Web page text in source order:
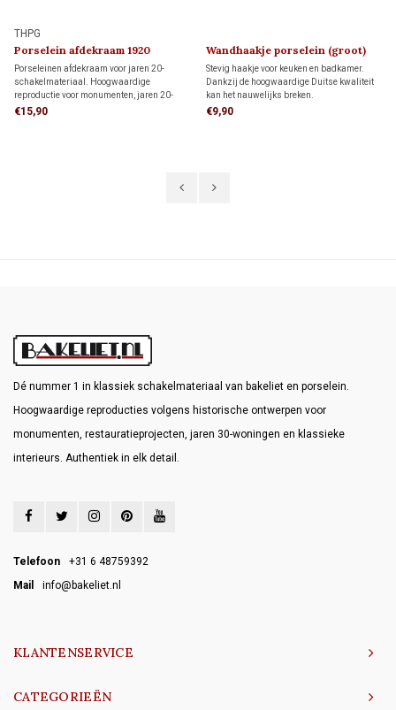
THPG
Porselein afdekraam 1920
Porseleinen afdekraam voor jaren 20-
schakelmateriaal. Hoogwaardige
reproductie voor monumenten, jaren 20-
woningen en klassieke interieurs.
€15,90
Wandhaakje porselein (groot)
1920
Stevig haakje voor keuken en badkamer.
Dankzij de hoogwaardige Duitse kwaliteit
kan het nauwelijks breken.
€9,90
Dé nummer 1 in klassiek schakelmateriaal van bakeliet en porselein.
Hoogwaardige reproducties volgens historische ontwerpen voor
monumenten, restauratieprojecten, jaren 30-woningen en klassieke
interieurs. Authentiek in elk detail.
Telefoon
+31 6 48759392
Mail
info@bakeliet.nl
KLANTENSERVICE
CATEGORIEËN